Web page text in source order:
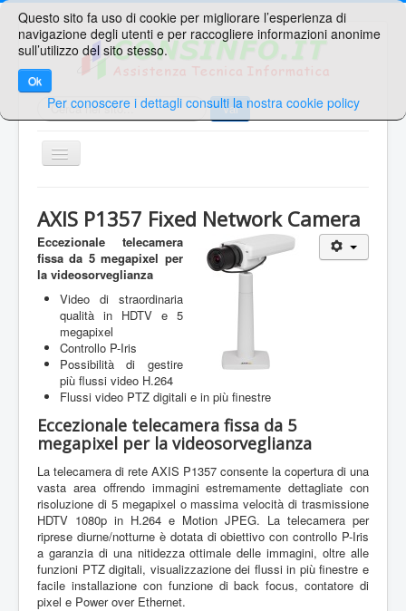
Cerca... Vai
TPL_PROTOSTAR_TOGGLE_MENU
Ricerche Veloci
Web Mail
Area Supporto
Area Clienti
Contatti
Sei qui: Home
Vendita e Assistenza
AXIS P1357 Fixed Network Camera
AXIS P1357 Fixed Network Camera
Eccezionale telecamera
fissa da 5 megapixel per
la videosorveglianza
Video di straordinaria
qualità in HDTV e 5
megapixel
Controllo P-Iris
Possibilità di gestire
più flussi video H.264
Flussi video PTZ digitali e in più finestre
Eccezionale telecamera fissa da 5
megapixel per la videosorveglianza
La telecamera di rete AXIS P1357 consente la copertura di una
vasta area offrendo immagini estremamente dettagliate con
risoluzione di 5 megapixel o massima velocità di trasmissione
HDTV 1080p in H.264 e Motion JPEG. La telecamera per
riprese diurne/notturne è dotata di obiettivo con controllo P-Iris
a garanzia di una nitidezza ottimale delle immagini, oltre alle
funzioni PTZ digitali, visualizzazione dei flussi in più finestre e
facile installazione con funzione di back focus, contatore di
pixel e Power over Ethernet.
Questo sito fa uso di cookie per migliorare l’esperienza di
navigazione degli utenti e per raccogliere informazioni anonime
sull’utilizzo del sito stesso.
Ok
Per conoscere i dettagli consulti la nostra cookie policy